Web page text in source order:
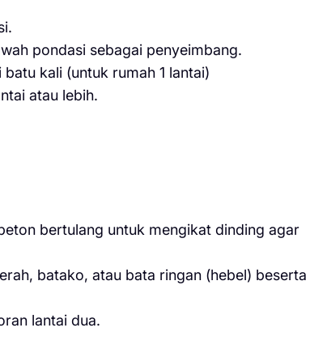
pondasi sebagai penyeimbang.
kali (untuk rumah 1 lantai)
atau lebih.
bertulang untuk mengikat dinding agar
batako, atau bata ringan (hebel) beserta
lantai dua.